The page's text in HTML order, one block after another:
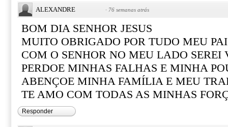
ALEXANDRE · 76 semanas atrás
BOM DIA SENHOR JESUS
MUITO OBRIGADO POR TUDO MEU PAI
COM O SENHOR NO MEU LADO SEREI
PERDOE MINHAS FALHAS E MINHA
ABENÇOE MINHA FAMÍLIA E MEU
TE AMO COM TODAS AS MINHAS
Responder